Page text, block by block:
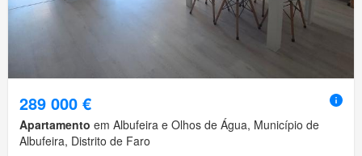
289 000 €
Apartamento em Albufeira e Olhos de Água, Município de
Albufeira, Distrito de Faro